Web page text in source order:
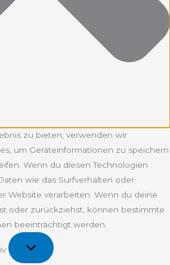
zu bieten, verwenden wir
um Geräteinformationen zu speichern
Wenn du diesen Technologien
wie das Surfverhalten oder
Website verarbeiten. Wenn du deine
oder zurückziehst, können bestimmte
beeinträchtigt werden.